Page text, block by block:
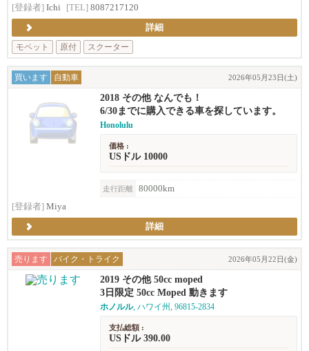
[登録者] Ichi [TEL] 8087217120
詳細
モペット
原付 スクーター
買います 自動車 2026年05月23日(土)
2018 その他 なんでも！
6/30までに購入できる車を探しています。
Honolulu
価格 :
USドル 10000
走行距離
80000km
[登録者] Miya
詳細
売ります バイク・トライク 2026年05月22日(金)
2019 その他 50cc moped
3日限定 50cc Moped 動きます
ホノルル, ハワイ州, 96815-2834
支払総額 :
USドル 390.00